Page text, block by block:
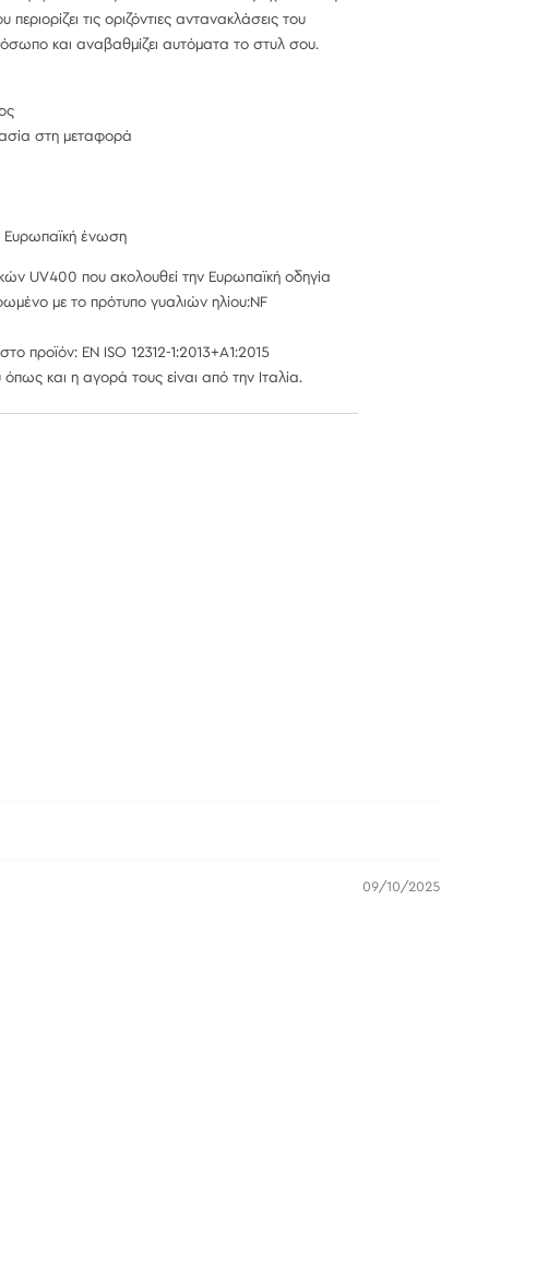
τις οριζόντιες αντανακλάσεις του
και αναβαθμίζει αυτόματα το στυλ σου.
στη μεταφορά
Ευρωπαϊκή ένωση
UV400 που ακολουθεί την Ευρωπαϊκή οδηγία
με το πρότυπο γυαλιών ηλίου:NF
προϊόν: EN ISO 12312-1:2013+A1:2015
και η αγορά τους είναι από την Ιταλία.
09/10/2025